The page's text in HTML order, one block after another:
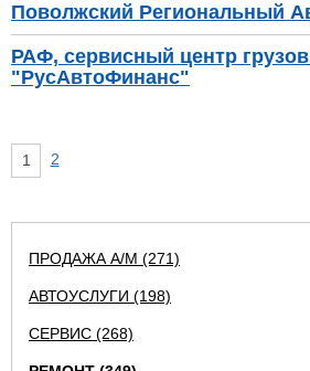
Поволжский Региональный
РАФ, сервисный центр
"РусАвтоФинанс"
1 2
ПРОДАЖА А/М (271)
АВТОУСЛУГИ (198)
СЕРВИС (268)